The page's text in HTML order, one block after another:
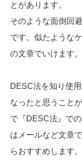
とがあります。
そのような面倒回
です。似たような
の文章でいけます。
DESC法を知り使
なったと思うこと
で 『DESC法』で
はメールなど文章
らおすすめします。